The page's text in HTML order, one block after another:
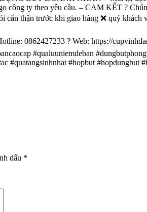
công ty theo yêu cầu. – CAM KẾT ?
cẩn thận trước khi giao hàng ❌ quý
? Web: https://
#qualuuniemdeban
#quatangsinhnhat #hopbut #hopdungbut
dấu *